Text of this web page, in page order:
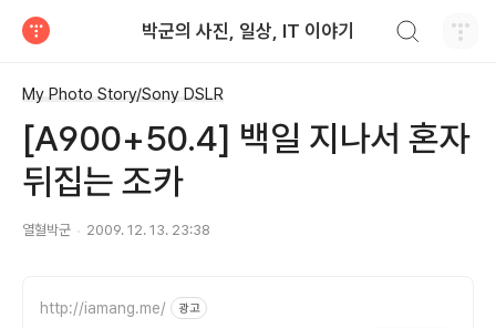
박군의 사진, 일상, IT 이야기
My Photo Story/Sony DSLR
[A900+50.4] 백일 지나서 혼자
뒤집는 조카
열혈박군 2009. 12. 13. 23:38
http://iamang.me/ 광고